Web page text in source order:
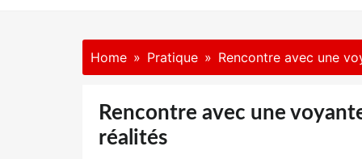
Home Pratique Rencontre avec une
Rencontre avec une
réalités